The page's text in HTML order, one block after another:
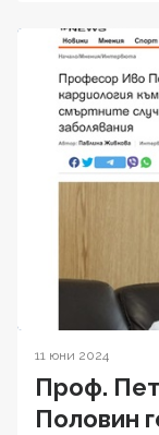
11 юни 2024
Проф.
Половин